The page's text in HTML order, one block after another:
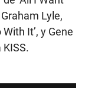
Lyle,
It’, y Gene